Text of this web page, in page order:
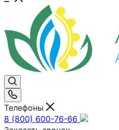
Телефоны
8 (800) 600-76-66